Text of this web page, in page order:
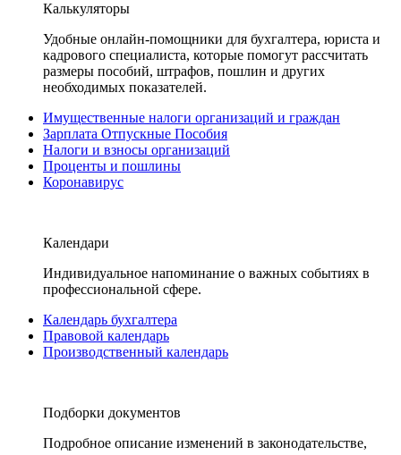
Калькуляторы
Удобные онлайн-помощники для бухгалтера, юриста и
кадрового специалиста, которые помогут рассчитать
размеры пособий, штрафов, пошлин и других
необходимых показателей.
Имущественные налоги организаций и граждан
Зарплата Отпускные Пособия
Налоги и взносы организаций
Проценты и пошлины
Коронавирус
Календари
Индивидуальное напоминание о важных событиях в
профессиональной сфере.
Календарь бухгалтера
Правовой календарь
Производственный календарь
Подборки документов
Подробное описание изменений в законодательстве,